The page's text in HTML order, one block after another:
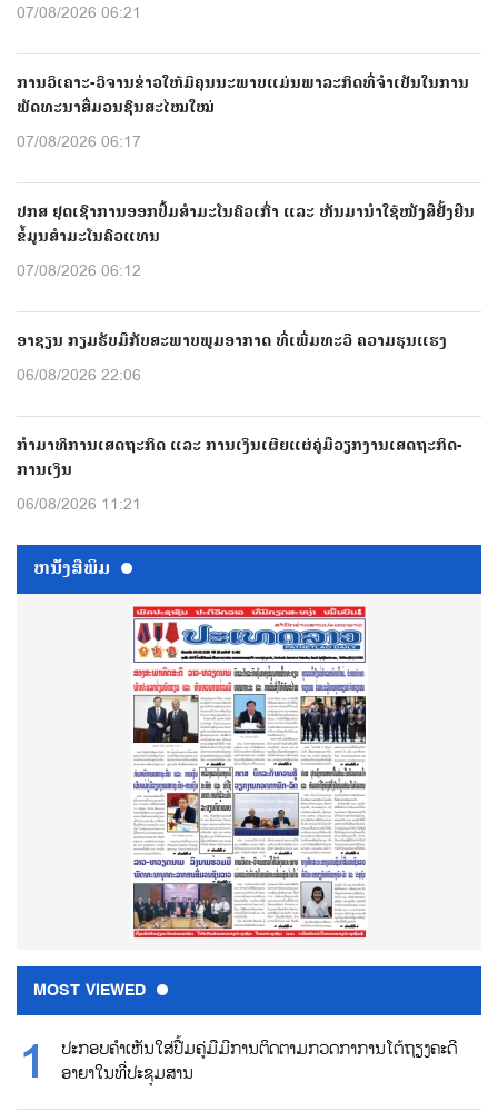
07/08/2026 06:21
ການວິເຄາະ-ວິຈານຂ່າວໃຫ້ມີຄຸນນະພາບແມ່ນພາລະກິດທີ່ຈຳເປັນໃນການ
ພັດທະນາສື່ມວນຊົນສະໄໝໃໝ່
07/08/2026 06:17
ປກສ ຢຸດເຊົາການອອກປື້ມສຳມະໂນຄົວເກົ່າ ແລະ ຫັນມານຳໃຊ້ໜັງສືຢັ້ງຢືນ
ຂໍ້ມູນສຳມະໂນຄົວແທນ
07/08/2026 06:12
ອາຊຽນ ກຽມຮັບມືກັບສະພາບພູມອາກາດ ທີ່ເພີ່ມທະວີ ຄວາມຮຸນແຮງ
06/08/2026 22:06
ກຳມາທິການເສດຖະກິດ ແລະ ການເງິນເຜີຍແຜ່ຄູ່ມືວຽກງານເສດຖະກິດ-
ການເງິນ
06/08/2026 11:21
ຫນ້ັງສືພິມ
MOST VIEWED
ປະກອບຄຳເຫັນໃສ່ປື້ມຄູ່ມືມີການຕິດຕາມກວດກາການໂຕ້ຖຽງຄະດີ
ອາຍາໃນທີ່ປະຊຸມສານ